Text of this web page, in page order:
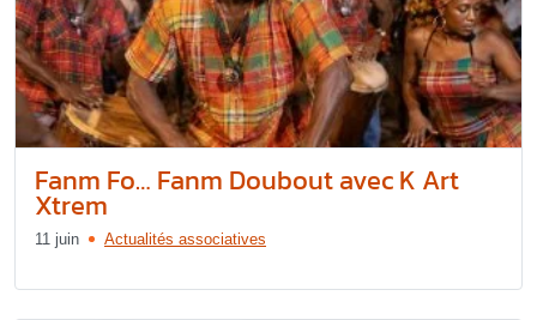
Fanm Fo… Fanm Doubout avec K Art
Xtrem
11 juin Actualités associatives